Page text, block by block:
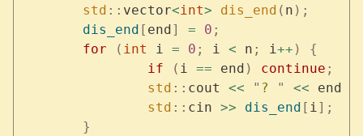
	std
:: vector<int> dis_end ( n );
	dis_end
[ end ] = 0 ;
	for
( int i = 0 ; i < n ; i++ )
{
		if
( i == end ) continue ;
		std
:: cout << " ? " << end
		std
:: cin >> dis_end [ i];
	}